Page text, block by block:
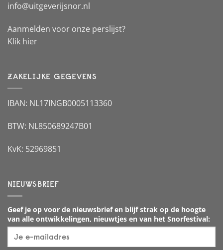
info@uitgeverijsnor.nl
Aanmelden voor onze perslijst?
Klik hier
ZAKELIJKE GEGEVENS
IBAN: NL17INGB0005113360
BTW: NL850689247B01
KvK: 52969851
NIEUWSBRIEF
Geef je op voor de nieuwsbrief en blijf strak op de hoogte
van alle ontwikkelingen, nieuwtjes en van het Snorfestival: